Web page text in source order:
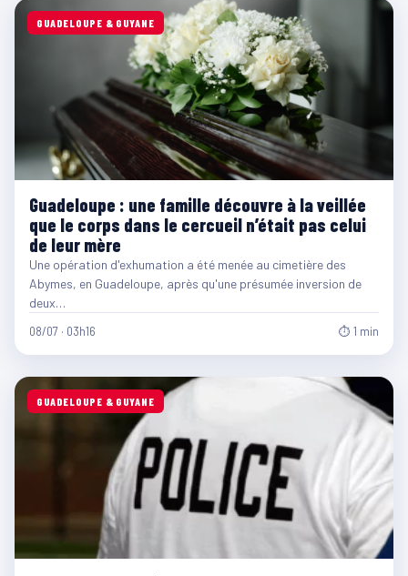
GUADELOUPE & GUYANE
Guadeloupe : une famille découvre à la veillée
que le corps dans le cercueil n’était pas celui
de leur mère
Une opération d'exhumation a été menée au cimetière des
Abymes, en Guadeloupe, après qu'une présumée inversion de
deux…
08/07 · 03h16 ⏱ 1 min
GUADELOUPE & GUYANE